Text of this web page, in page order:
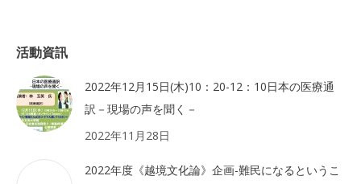
活動資訊
2022年12月15日(木)10：20-12：10日本の医療通
訳－現場の声を聞く－
2022年11月28日
2022年度《越境文化論》企画-難民になるというこ